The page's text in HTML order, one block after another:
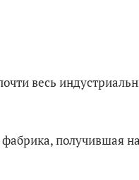
весь
получившая